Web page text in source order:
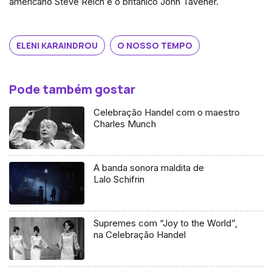
ELENI KARAINDROU O NOSSO TEMPO
Pode também gostar
Celebração Handel com o maestro
Charles Munch
A banda sonora maldita de
Lalo Schifrin
Supremes com “Joy to the World”,
na Celebração Handel